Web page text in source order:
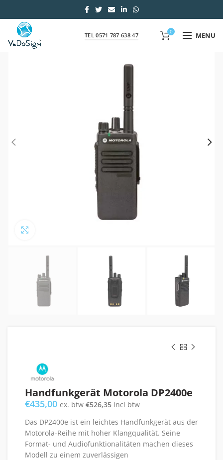
TEL 0571 787 638 47
0 MENU
Handfunkgerät Motorola DP2400e
€435,00 ex. btw €526,35 incl btw
Das DP2400e ist ein leichtes Handfunkgerät aus der
Motorola-Reihe mit hoher Klangqualität. Seine
Format- und Audiofunktionalitäten machen dieses
Modell zu einem zuverlässigen